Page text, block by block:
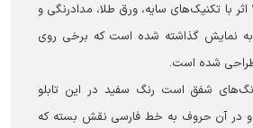
در این نمایشگاه نیز ۲۰ اثر با تکنیک‌های سایه، ورق طلا، مدادرنگی و
به نمایش گذاشته شده است که برخی روی
شده است.
شفق است رنگ سفید در این تابلو
و در آن حروف به خط فارسی نقش بسته که